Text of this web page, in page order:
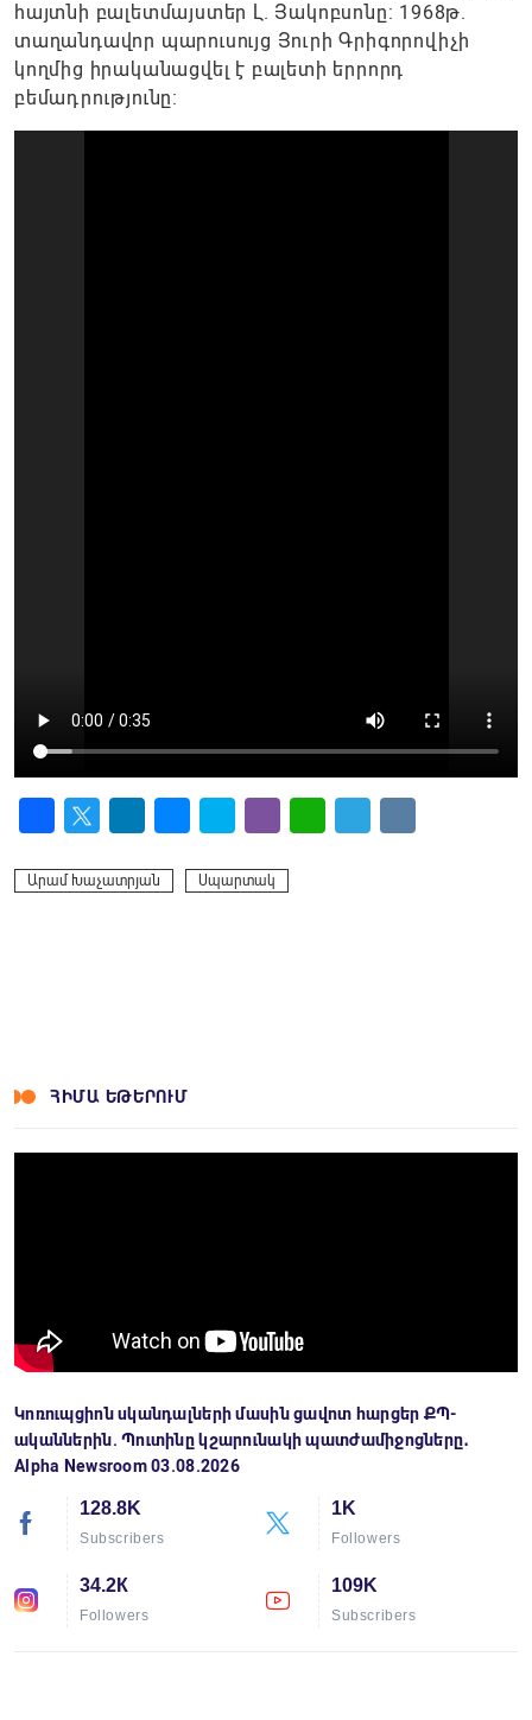
հայտնի բալետմայստեր Լ. Յակոբսոնը: 1968թ.
տաղանդավոր պարուսույց Յուրի Գրիգորովիչի
կողմից իրականացվել է բալետի երրորդ
բեմադրությունը:
Արամ Խաչատրյան Սպարտակ
ՀԻՄԱ ԵԹԵՐՈՒՄ
Կոռուպցիոն սկանդալների մասին ցավոտ հարցեր ՔՊ-
ականներին. Պուտինը կշարունակի պատժամիջոցները․
Alpha Newsroom 03.08.2026
128.8K
Subscribers
1K
Followers
34.2К
Followers
109K
Subscribers